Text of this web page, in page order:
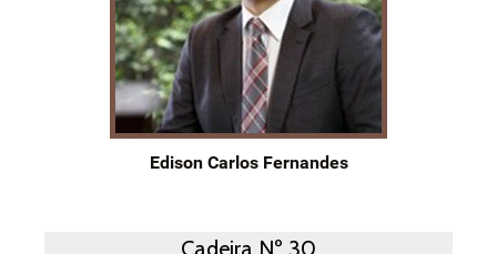
Edison Carlos Fernandes
Cadeira Nº 30